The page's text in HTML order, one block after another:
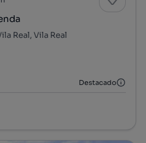
Real, Vila Real
Destacado